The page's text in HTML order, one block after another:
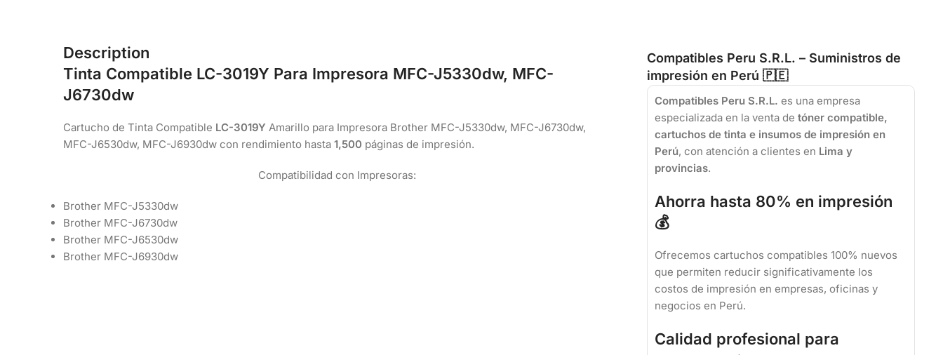
Description
Tinta Compatible LC-3019Y Para Impresora MFC-J5330dw, MFC-
J6730dw
Cartucho de Tinta Compatible LC-3019Y Amarillo para Impresora Brother MFC-J5330dw, MFC-J6730dw,
MFC-J6530dw, MFC-J6930dw con rendimiento hasta 1,500 páginas de impresión.
Compatibilidad con Impresoras:
Brother MFC-J5330dw
Brother MFC-J6730dw
Brother MFC-J6530dw
Brother MFC-J6930dw
Compatibles Peru S.R.L. – Suministros de
impresión en Perú 🇵🇪
Compatibles Peru S.R.L. es una empresa
especializada en la venta de tóner compatible,
cartuchos de tinta e insumos de impresión en
Perú, con atención a clientes en Lima y
provincias.
Ahorra hasta 80% en impresión
💰
Ofrecemos cartuchos compatibles 100% nuevos
que permiten reducir significativamente los
costos de impresión en empresas, oficinas y
negocios en Perú.
Calidad profesional para